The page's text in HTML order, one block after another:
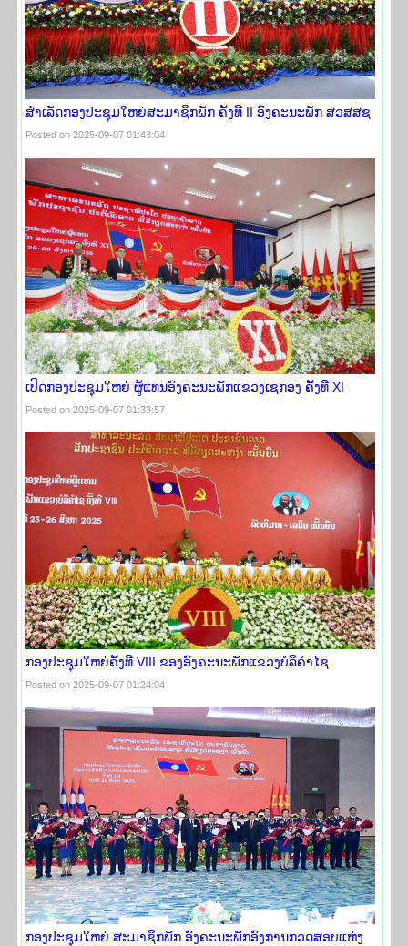
ສໍາເລັດກອງປະຊຸມໃຫຍ່ສະມາຊິກພັກ ຄັ້ງທີ II ອົງຄະນະພັກ ສວສສຊ
Posted on 2025-09-07 01:43:04
ເປີດກອງປະຊຸມໃຫຍ່ ຜູ້ແທນອົງຄະນະພັກແຂວງເຊກອງ ຄັ້ງທີ XI
Posted on 2025-09-07 01:33:57
ກອງປະຊຸມໃຫຍ່ຄັ້ງທີ VIII ຂອງອົງຄະນະພັກແຂວງບໍລິຄໍາໄຊ
Posted on 2025-09-07 01:24:04
ກອງປະຊຸມໃຫຍ່ ສະມາຊິກພັກ ອົງຄະນະພັກອົງການກວດສອບແຫ່ງ